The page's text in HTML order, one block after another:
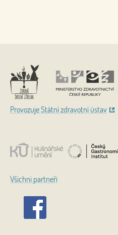
Provozuje Státní zdravotní ústav
Všichni partneři